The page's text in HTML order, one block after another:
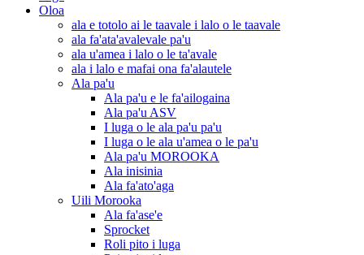
Oloa
ala e totolo ai le taavale i lalo o le taavale
ala fa'ata'avalevale pa'u
ala u'amea i lalo o le ta'avale
ala i lalo e mafai ona fa'alautele
Ala pa'u
Ala pa'u e le fa'ailogaina
Ala pa'u ASV
I luga o le ala pa'u pa'u
I luga o le ala u'amea o le pa'u
Ala pa'u MOROOKA
Ala inisinia
Ala fa'ato'aga
Uili Morooka
Ala fa'ase'e
Sprocket
Roli pito i luga